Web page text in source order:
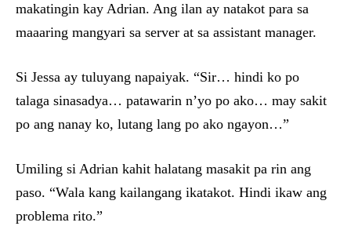
makatingin kay Adrian. Ang ilan ay natakot para sa
maaaring mangyari sa server at sa assistant manager.
Si Jessa ay tuluyang napaiyak. “Sir… hindi ko po
talaga sinasadya… patawarin n’yo po ako… may sakit
po ang nanay ko, lutang lang po ako ngayon…”
Umiling si Adrian kahit halatang masakit pa rin ang
paso. “Wala kang kailangang ikatakot. Hindi ikaw ang
problema rito.”